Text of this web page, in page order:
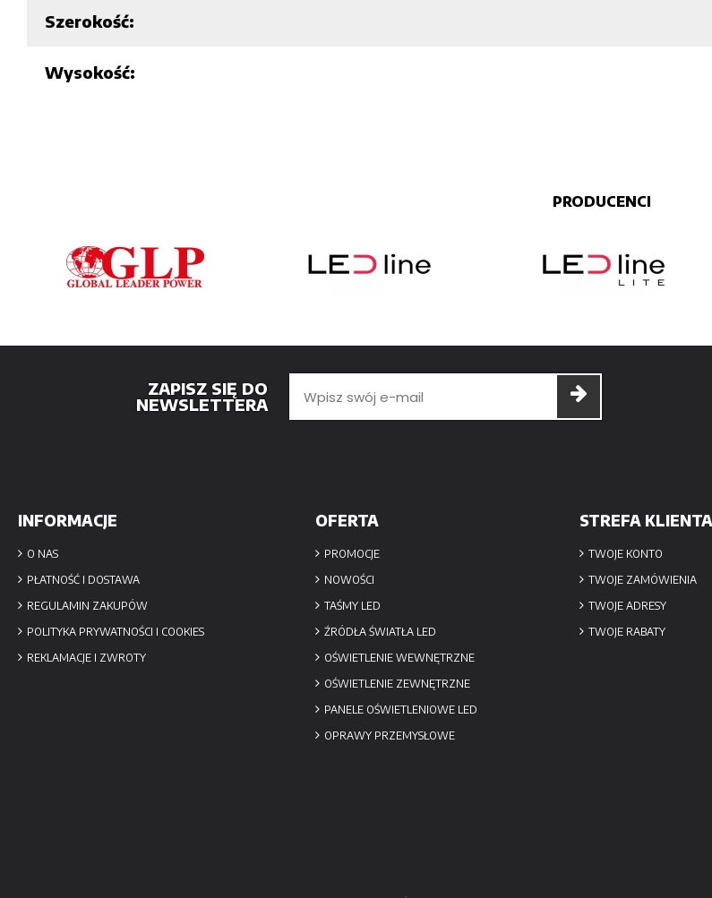
Szerokość:
Wysokość:
PRODUCENCI
ZAPISZ SIĘ DO
NEWSLETTERA
INFORMACJE
O NAS
PŁATNOŚĆ I DOSTAWA
REGULAMIN ZAKUPÓW
POLITYKA PRYWATNOŚCI I COOKIES
REKLAMACJE I ZWROTY
OFERTA
PROMOCJE
NOWOŚCI
TAŚMY LED
ŹRÓDŁA ŚWIATŁA LED
OŚWIETLENIE WEWNĘTRZNE
OŚWIETLENIE ZEWNĘTRZNE
PANELE OŚWIETLENIOWE LED
OPRAWY PRZEMYSŁOWE
STREFA KLIENTA
TWOJE KONTO
TWOJE ZAMÓWIENIA
TWOJE ADRESY
TWOJE RABATY